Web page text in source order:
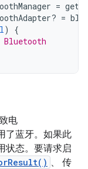
=
=
)
{
电
了蓝牙。如果此
状态。要请求启
、 传